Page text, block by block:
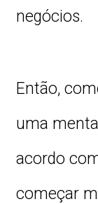
negócios.
Então,
uma
acordo
começar